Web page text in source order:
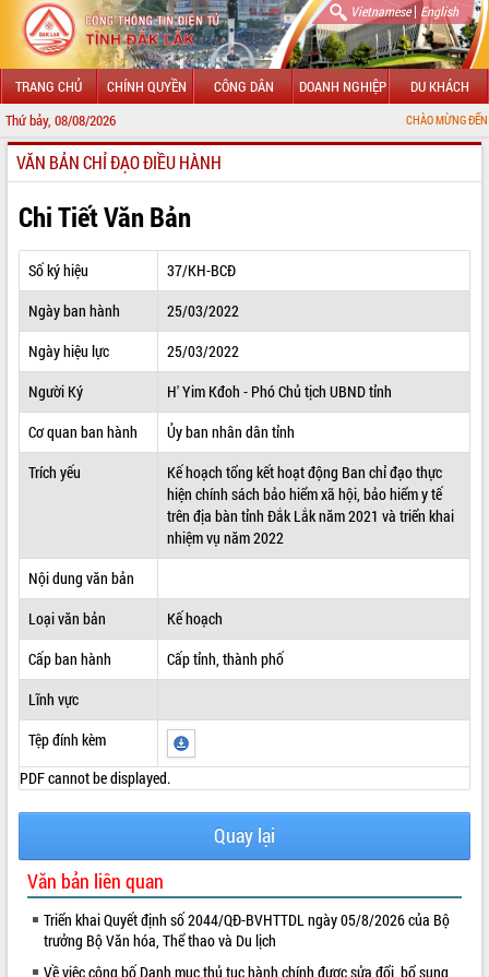
Vietnamese| English
TRANG CHỦ CHÍNH QUYỀN CÔNG DÂN DOANH NGHIỆP DU KHÁCH
Thứ bảy, 08/08/2026 CHÀO MỪNG ĐẾN VỚI CỔNG
GIỚI THIỆU
LÃNH ĐẠO UBND TỈNH
TIN TỨC SỰ KIỆN
SỞ, BAN, NGÀNH
THÔNG TIN CHỈ ĐẠO ĐIỀU HÀNH
HỆ THỐNG VĂN BẢN
VĂN BẢN HĐND TỈNH
QUY HOẠCH - KẾ HOẠCH
VĂN BẢN CHỈ ĐẠO ĐIỀU HÀNH
Chi Tiết Văn Bản
Số ký hiệu
37/KH-BCĐ
Ngày ban hành
25/03/2022
Ngày hiệu lực
25/03/2022
Người Ký
H' Yim Kđoh - Phó Chủ tịch UBND tỉnh
Cơ quan ban hành
Ủy ban nhân dân tỉnh
Trích yếu
Kế hoạch tổng kết hoạt động Ban chỉ đạo thực
hiện chính sách bảo hiểm xã hội, bảo hiểm y tế
trên địa bàn tỉnh Đắk Lắk năm 2021 và triển khai
nhiệm vụ năm 2022
Nội dung văn bản
Loại văn bản
Kế hoạch
Cấp ban hành
Cấp tỉnh, thành phố
Lĩnh vực
Tệp đính kèm
PDF cannot be displayed.
Quay lại
Văn bản liên quan
Triển khai Quyết định số 2044/QĐ-BVHTTDL ngày 05/8/2026 của Bộ
trưởng Bộ Văn hóa, Thể thao và Du lịch
Về việc công bố Danh mục thủ tục hành chính được sửa đổi, bổ sung